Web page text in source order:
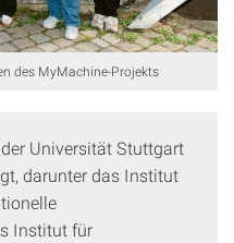
des MyMachine-Projekts
Universität Stuttgart
darunter das Institut
Institut für